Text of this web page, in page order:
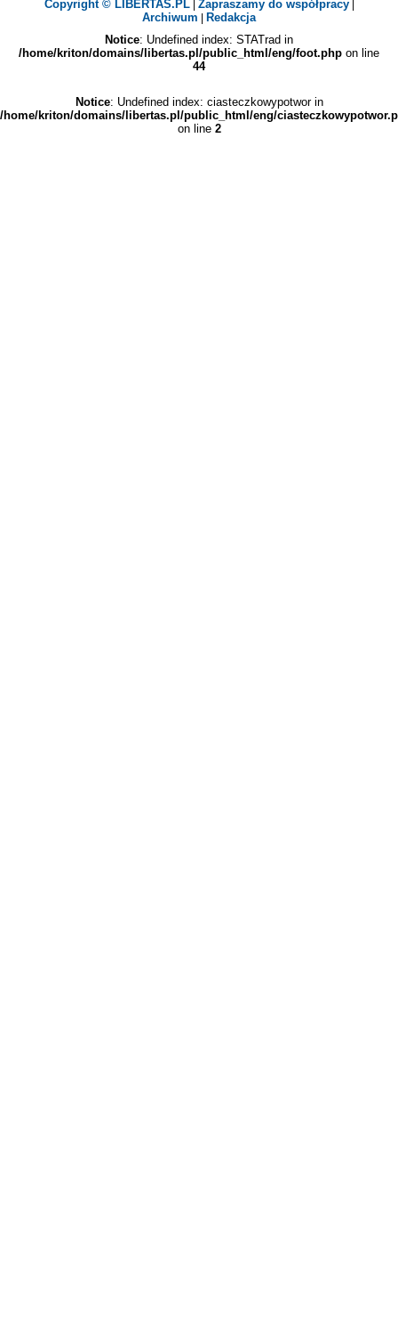
Copyright © LIBERTAS.PL| Zapraszamy do współpracy|
Archiwum
Redakcja
Notice: Undefined index: STATrad in
/home/kriton/domains/libertas.pl/public_html/eng/foot.php on line
44
Notice: Undefined index: ciasteczkowypotwor in
/home/kriton/domains/libertas.pl/public_html/eng/
on line 2